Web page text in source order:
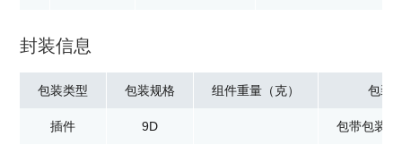
封装信息
包装类型
插件
包装规格
9D
组件重量（克） 包装
包带包装